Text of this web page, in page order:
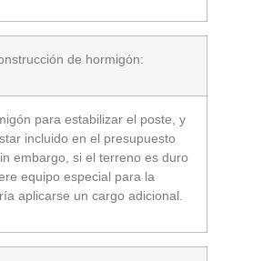
de hormigón:
para estabilizar el poste, y
incluido en el presupuesto
embargo, si el terreno es duro
equipo especial para la
aplicarse un cargo adicional.